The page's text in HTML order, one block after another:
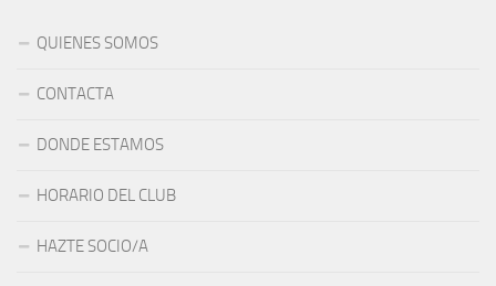
QUIENES SOMOS
CONTACTA
DONDE ESTAMOS
HORARIO DEL CLUB
HAZTE SOCIO/A